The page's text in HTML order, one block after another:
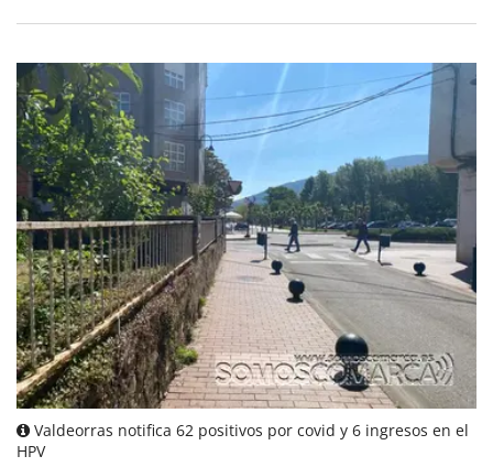
Valdeorras notifica 62 positivos por covid y 6 ingresos en el
HPV